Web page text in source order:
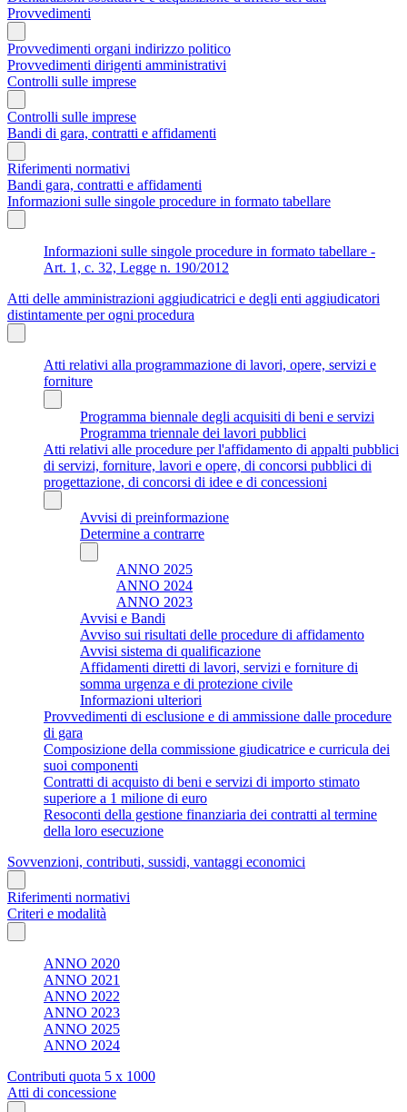
Provvedimenti
Provvedimenti organi indirizzo politico
Provvedimenti dirigenti amministrativi
Controlli sulle imprese
Controlli sulle imprese
Bandi di gara, contratti e affidamenti
Riferimenti normativi
Bandi gara, contratti e affidamenti
Informazioni sulle singole procedure in formato tabellare
Informazioni sulle singole procedure in formato tabellare -
Art. 1, c. 32, Legge n. 190/2012
Atti delle amministrazioni aggiudicatrici e degli enti aggiudicatori
distintamente per ogni procedura
Atti relativi alla programmazione di lavori, opere, servizi e
forniture
Programma biennale degli acquisiti di beni e servizi
Programma triennale dei lavori pubblici
Atti relativi alle procedure per l'affidamento di appalti pubblici
di servizi, forniture, lavori e opere, di concorsi pubblici di
progettazione, di concorsi di idee e di concessioni
Avvisi di preinformazione
Determine a contrarre
ANNO 2025
ANNO 2024
ANNO 2023
Avvisi e Bandi
Avviso sui risultati delle procedure di affidamento
Avvisi sistema di qualificazione
Affidamenti diretti di lavori, servizi e forniture di
somma urgenza e di protezione civile
Informazioni ulteriori
Provvedimenti di esclusione e di ammissione dalle procedure
di gara
Composizione della commissione giudicatrice e curricula dei
suoi componenti
Contratti di acquisto di beni e servizi di importo stimato
superiore a 1 milione di euro
Resoconti della gestione finanziaria dei contratti al termine
della loro esecuzione
Sovvenzioni, contributi, sussidi, vantaggi economici
Riferimenti normativi
Criteri e modalità
ANNO 2020
ANNO 2021
ANNO 2022
ANNO 2023
ANNO 2025
ANNO 2024
Contributi quota 5 x 1000
Atti di concessione